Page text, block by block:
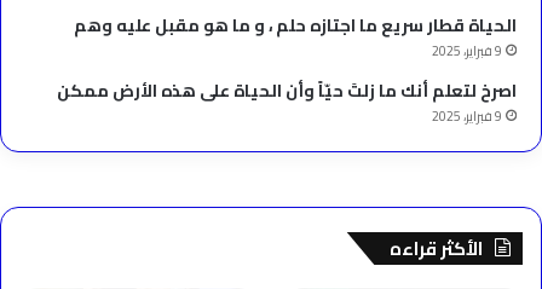
الحياة قطار سريع ما اجتازه حلم ، و ما هو مقبل عليه وهم
9 فبراير، 2025
‫اصرخ لتعلم أنك ما زلتَ حيّاً وأن الحياة على هذه الأرض ممكن
9 فبراير، 2025
الأكثر قراءه